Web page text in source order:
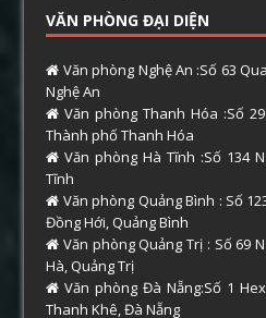
VĂN PHÒNG ĐẠI DIỆN
Văn phòng Nghệ An :Số 63
Nghệ An
Văn phòng Thanh Hóa :Số
Thành phố Thanh Hóa
Văn phòng Hà Tĩnh :Số 134
Tĩnh
Văn phòng Quảng Bình : Số
Đồng Hới, Quảng Bình
Văn phòng Quảng Trị : Số 69
Hà, Quảng Trị
Văn phòng Đà Nẵng:Số 1
Thanh Khê, Đà Nẵng